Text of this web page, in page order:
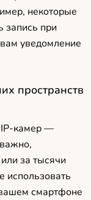
некоторые
запись при
уведомление
пространств
IP-камер —
за тысячи
использовать
смартфоне